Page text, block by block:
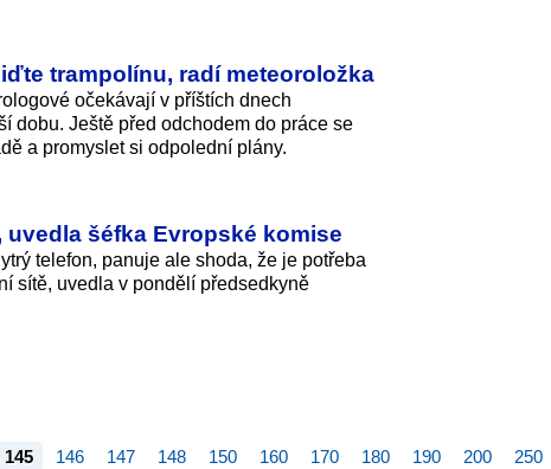
trampolínu, radí meteoroložka
očekávají v příštích dnech
dobu. Ještě před odchodem do práce se
a promyslet si odpolední plány.
šéfka Evropské komise
telefon, panuje ale shoda, že je potřeba
sítě, uvedla v pondělí předsedkyně
145 146 147 148 150 160 170 180 190 200 250